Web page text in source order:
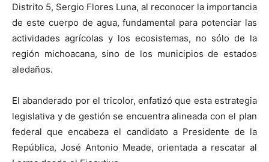
Distrito 5, Sergio Flores Luna, al reconocer la importancia
de este cuerpo de agua, fundamental para potenciar las
actividades agrícolas y los ecosistemas, no sólo de la
región michoacana, sino de los municipios de estados
aledaños.
El abanderado por el tricolor, enfatizó que esta estrategia
legislativa y de gestión se encuentra alineada con el plan
federal que encabeza el candidato a Presidente de la
República, José Antonio Meade, orientada a rescatar al